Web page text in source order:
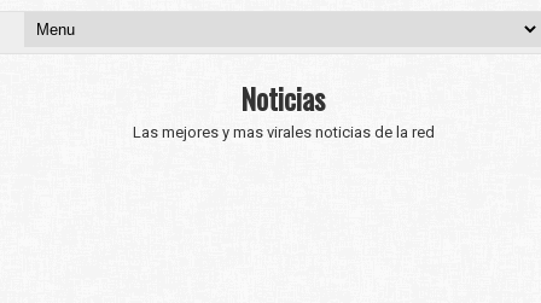
Noticias
Las mejores y mas virales noticias de la red